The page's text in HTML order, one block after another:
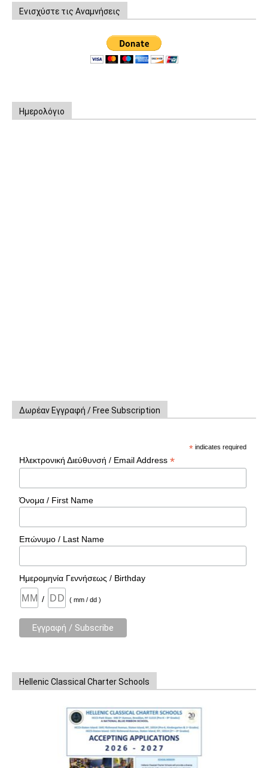
Ενισχύστε τις Αναμνήσεις
Ημερολόγιο
Δωρέαν Εγγραφή / Free Subscription
* indicates required
Ηλεκτρονική Διεύθυνσή / Email Address*
Όνομα / First Name
Επώνυμο / Last Name
Ημερομηνία Γεννήσεως / Birthday
/ ( mm / dd )
Hellenic Classical Charter Schools